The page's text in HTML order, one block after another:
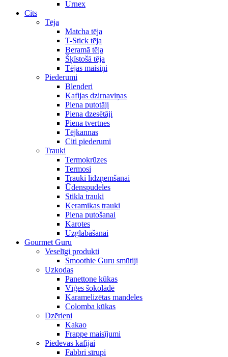
Urnex
Cits
Tēja
Matcha tēja
T-Stick tēja
Beramā tēja
Šķīstošā tēja
Tējas maisiņi
Piederumi
Blenderi
Kafijas dzirnaviņas
Piena putotāji
Piena dzesētāji
Piena tvertnes
Tējkannas
Citi piederumi
Trauki
Termokrūzes
Termosi
Trauki līdzņemšanai
Ūdenspudeles
Stikla trauki
Keramikas trauki
Piena putošanai
Karotes
Uzglabāšanai
Gourmet Guru
Veselīgi produkti
Smoothie Guru smūtiji
Uzkodas
Panettone kūkas
Vīģes šokolādē
Karamelizētas mandeles
Colomba kūkas
Dzērieni
Kakao
Frappe maisījumi
Piedevas kafijai
Fabbri sīrupi